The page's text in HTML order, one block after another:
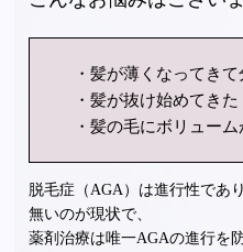
髪が薄くなってき
髪が抜け始めてきた
髪の毛にボリューム
脱毛症（AGA）は進行性であ
無いのが現状で、
薬剤治療は唯一AGAの進行を